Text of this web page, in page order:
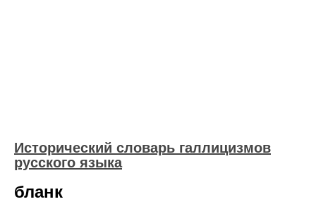
Исторический словарь галлицизмов
русского языка
бланк